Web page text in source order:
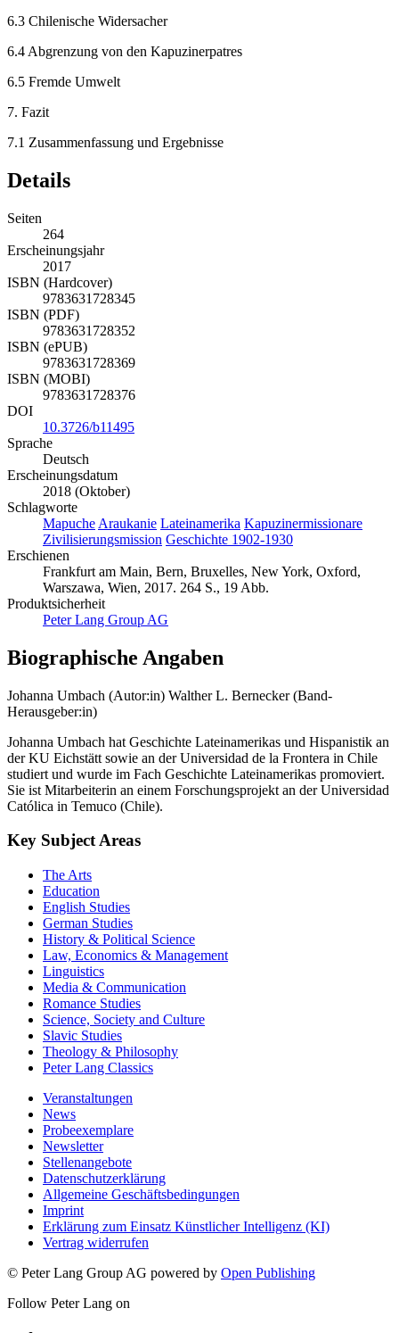
6.3 Chilenische Widersacher
6.4 Abgrenzung von den Kapuzinerpatres
6.5 Fremde Umwelt
7. Fazit
7.1 Zusammenfassung und Ergebnisse
Details
Seiten
264
Erscheinungsjahr
2017
ISBN (Hardcover)
9783631728345
ISBN (PDF)
9783631728352
ISBN (ePUB)
9783631728369
ISBN (MOBI)
9783631728376
DOI
10.3726/b11495
Sprache
Deutsch
Erscheinungsdatum
2018 (Oktober)
Schlagworte
Mapuche Araukanie Lateinamerika Kapuzinermissionare
Zivilisierungsmission Geschichte 1902-1930
Erschienen
Frankfurt am Main, Bern, Bruxelles, New York, Oxford,
Warszawa, Wien, 2017. 264 S., 19 Abb.
Produktsicherheit
Peter Lang Group AG
Biographische Angaben
Johanna Umbach (Autor:in) Walther L. Bernecker (Band-
Herausgeber:in)
Johanna Umbach hat Geschichte Lateinamerikas und Hispanistik an
der KU Eichstätt sowie an der Universidad de la Frontera in Chile
studiert und wurde im Fach Geschichte Lateinamerikas promoviert.
Sie ist Mitarbeiterin an einem Forschungsprojekt an der Universidad
Católica in Temuco (Chile).
Key Subject Areas
The Arts
Education
English Studies
German Studies
History & Political Science
Law, Economics & Management
Linguistics
Media & Communication
Romance Studies
Science, Society and Culture
Slavic Studies
Theology & Philosophy
Peter Lang Classics
Veranstaltungen
News
Probeexemplare
Newsletter
Stellenangebote
Datenschutzerklärung
Allgemeine Geschäftsbedingungen
Imprint
Erklärung zum Einsatz Künstlicher Intelligenz (KI)
Vertrag widerrufen
© Peter Lang Group AG powered by Open Publishing
Follow Peter Lang on